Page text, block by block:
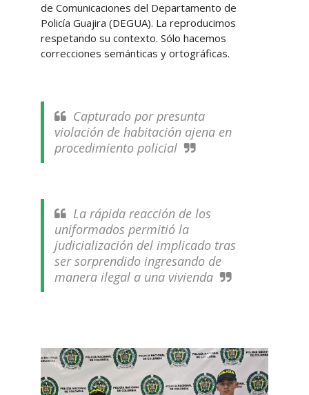
de Comunicaciones del Departamento de
Policía Guajira (DEGUA). La reproducimos
respetando su contexto. Sólo hacemos
correcciones semánticas y ortográficas.
Capturado por presunta
violación de habitación ajena en
procedimiento policial
La rápida reacción de los
uniformados permitió la
judicialización del implicado tras
ser sorprendido ingresando de
manera ilegal a una vivienda